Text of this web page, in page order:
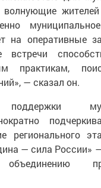
волнующие
на оперативные
встречи
практикам,
— сказал он.
регионального
— сила России»